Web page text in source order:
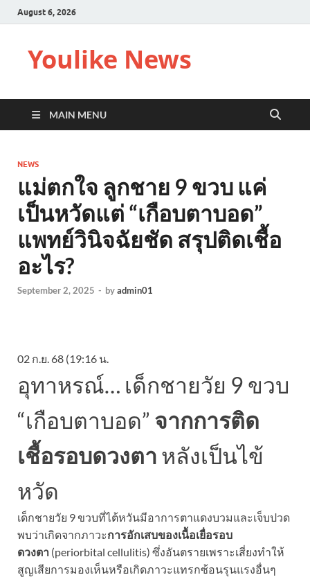
August 6, 2026
Youlike News
MAIN MENU
NEWS
แม่ตกใจ ลูกชาย 9 ขวบ แค่
เป็นหวัดแต่ “เกือบตาบอด”
แพทย์วินิจฉัยชัด สรุปติดเชื้อ
อะไร?
September 2, 2025 - byadmin01
02 ก.ย. 68 (19:16 น.
อุทาหรณ์… เด็กชายวัย 9 ขวบ
“เกือบตาบอด” จากการติด
เชื้อรอบดวงตา หลังเป็นไข้
หวัด
เด็กชายวัย 9 ขวบที่ไต้หวันมีอาการตาแดงบวมและเจ็บปวด
พบว่าเกิดจากภาวะการอักเสบของเนื้อเยื่อรอบ
ดวงตา (periorbital cellulitis) ซึ่งอันตรายเพราะเสี่ยงทำให้
สูญเสียการมองเห็นหรือเกิดภาวะแทรกซ้อนรุนแรงอื่นๆ